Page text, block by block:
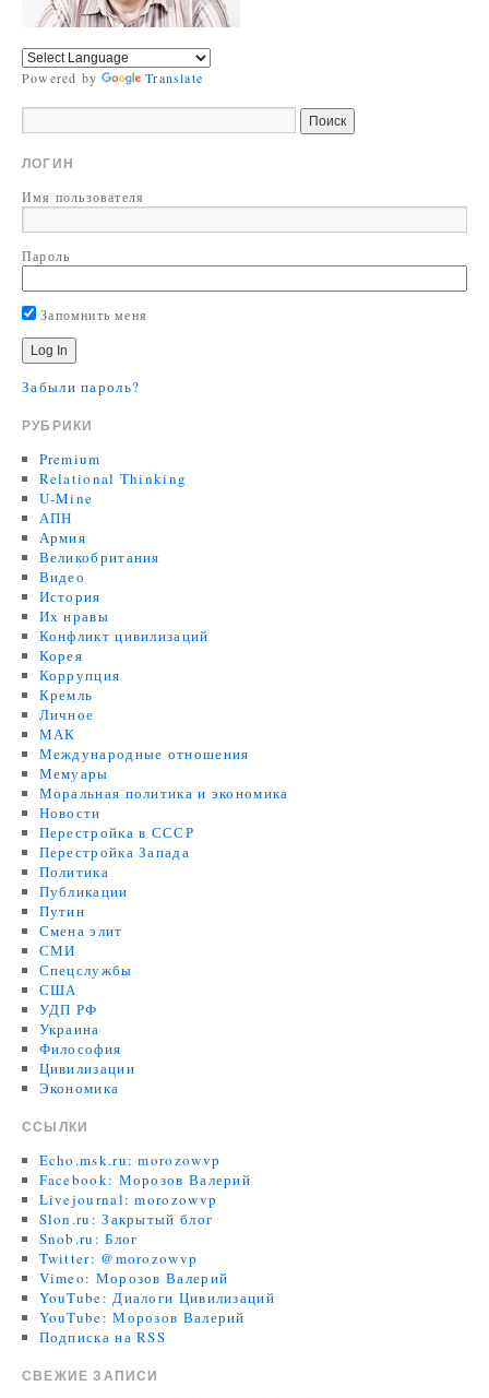
Powered by Translate
ЛОГИН
Имя пользователя
Пароль
Запомнить меня
Забыли пароль?
РУБРИКИ
Premium
Relational Thinking
U-Mine
АПН
Армия
Великобритания
Видео
История
Их нравы
Конфликт цивилизаций
Корея
Коррупция
Кремль
Личное
МАК
Международные отношения
Мемуары
Моральная политика и экономика
Новости
Перестройка в СССР
Перестройка Запада
Политика
Публикации
Путин
Смена элит
СМИ
Спецслужбы
США
УДП РФ
Украина
Философия
Цивилизации
Экономика
ССЫЛКИ
Echo.msk.ru: morozowvp
Facebook: Морозов Валерий
Livejournal: morozowvp
Slon.ru: Закрытый блог
Snob.ru: Блог
Twitter: @morozowvp
Vimeo: Морозов Валерий
YouTube: Диалоги Цивилизаций
YouTube: Морозов Валерий
Подписка на RSS
СВЕЖИЕ ЗАПИСИ